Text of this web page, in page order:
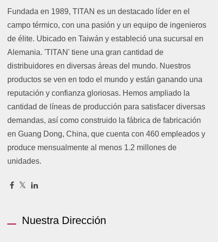
Fundada en 1989, TITAN es un destacado líder en el
campo térmico, con una pasión y un equipo de ingenieros
de élite. Ubicado en Taiwán y estableció una sucursal en
Alemania. 'TITAN' tiene una gran cantidad de
distribuidores en diversas áreas del mundo. Nuestros
productos se ven en todo el mundo y están ganando una
reputación y confianza gloriosas. Hemos ampliado la
cantidad de líneas de producción para satisfacer diversas
demandas, así como construido la fábrica de fabricación
en Guang Dong, China, que cuenta con 460 empleados y
produce mensualmente al menos 1.2 millones de
unidades.
Nuestra Dirección